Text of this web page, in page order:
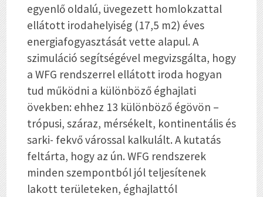
egyenlő oldalú, üvegezett homlokzattal
ellátott irodahelyiség (17,5 m2) éves
energiafogyasztását vette alapul. A
szimuláció segítségével megvizsgálta, hogy
a WFG rendszerrel ellátott iroda hogyan
tud működni a különböző éghajlati
övekben: ehhez 13 különböző égövön –
trópusi, száraz, mérsékelt, kontinentális és
sarki- fekvő várossal kalkulált. A kutatás
feltárta, hogy az ún. WFG rendszerek
minden szempontból jól teljesítenek
lakott területeken, éghajlattól